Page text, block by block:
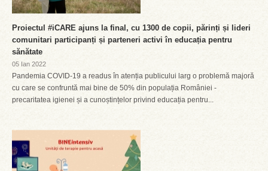
Proiectul #iCARE ajuns la final, cu 1300 de copii, părinți și lideri
comunitari participanți și parteneri activi în educația pentru
sănătate
05 Ian 2022
Pandemia COVID-19 a readus în atenția publicului larg o problemă majoră
cu care se confruntă mai bine de 50% din populația României -
precaritatea igienei și a cunoștințelor privind educația pentru...